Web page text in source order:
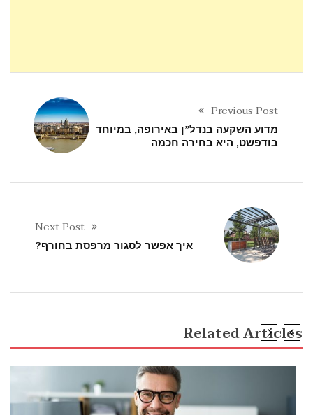
Previous Post
מדוע השקעה בנדל”ן באירופה, במיוחד
בודפשט, היא בחירה חכמה
Next Post
איך אפשר לסגור מרפסת בחורף?
Related Articles